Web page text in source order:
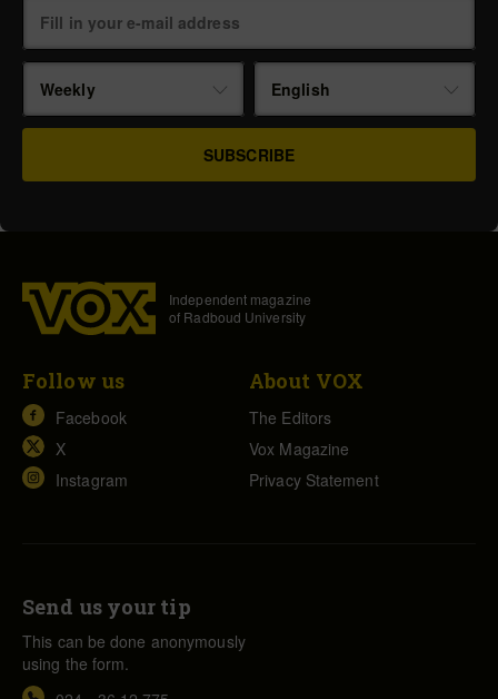
Weekly English
Independent magazine
of Radboud University
Follow us
Facebook
X
Instagram
About VOX
The Editors
Vox Magazine
Privacy Statement
Send us your tip
This can be done anonymously
using the form.